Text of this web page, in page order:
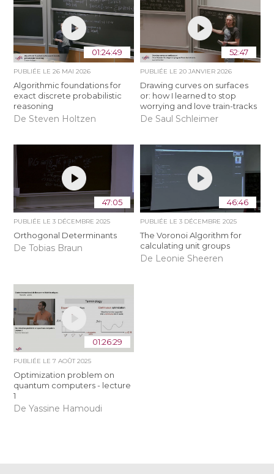
01:24:49
PUBLIÉE LE26 MAI 2026
Algorithmic foundations for
exact discrete probabilistic
reasoning
De Steven Holtzen
52:47
PUBLIÉE LE 20 JANVIER 2026
Drawing curves on surfaces
or: how I learned to stop
worrying and love train-tracks
De Saul Schleimer
47:05
PUBLIÉE LE3 DÉCEMBRE 2025
Orthogonal Determinants
De Tobias Braun
46:46
PUBLIÉE LE 3 DÉCEMBRE 2025
The Voronoi Algorithm for
calculating unit groups
De Leonie Sheeren
01:26:29
PUBLIÉE LE7 AOÛT 2025
Optimization problem on
quantum computers - lecture
1
De Yassine Hamoudi